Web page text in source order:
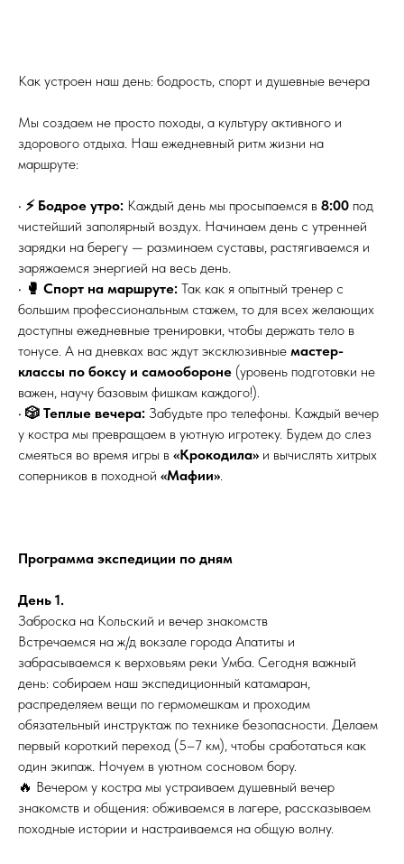
Как устроен наш день: бодрость, спорт и душевные вечера
Мы создаем не просто походы, а культуру активного и
здорового отдыха. Наш ежедневный ритм жизни на
маршруте:
• ⚡️ Бодрое утро: Каждый день мы просыпаемся в 8:00 под
чистейший заполярный воздух. Начинаем день с утренней
зарядки на берегу — разминаем суставы, растягиваемся и
заряжаемся энергией на весь день.
• 🥊 Спорт на маршруте: Так как я опытный тренер с
большим профессиональным стажем, то для всех желающих
доступны ежедневные тренировки, чтобы держать тело в
тонусе. А на дневках вас ждут эксклюзивные мастер-
классы по боксу и самообороне (уровень подготовки не
важен, научу базовым фишкам каждого!).
• 🎲 Теплые вечера: Забудьте про телефоны. Каждый вечер
у костра мы превращаем в уютную игротеку. Будем до слез
смеяться во время игры в «Крокодила» и вычислять хитрых
соперников в походной «Мафии».
Программа экспедиции по дням
День 1.
Заброска на Кольский и вечер знакомств
Встречаемся на ж/д вокзале города Апатиты и
забрасываемся к верховьям реки Умба. Сегодня важный
день: собираем наш экспедиционный катамаран,
распределяем вещи по гермомешкам и проходим
обязательный инструктаж по технике безопасности. Делаем
первый короткий переход (5–7 км), чтобы сработаться как
один экипаж. Ночуем в уютном сосновом бору.
🔥 Вечером у костра мы устраиваем душевный вечер
знакомств и общения: обживаемся в лагере, рассказываем
походные истории и настраиваемся на общую волну.